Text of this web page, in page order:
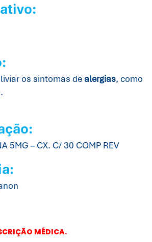
os sintomas de alergias, como
5MG – CX. C/ 30 COMP REV
MÉDICA.